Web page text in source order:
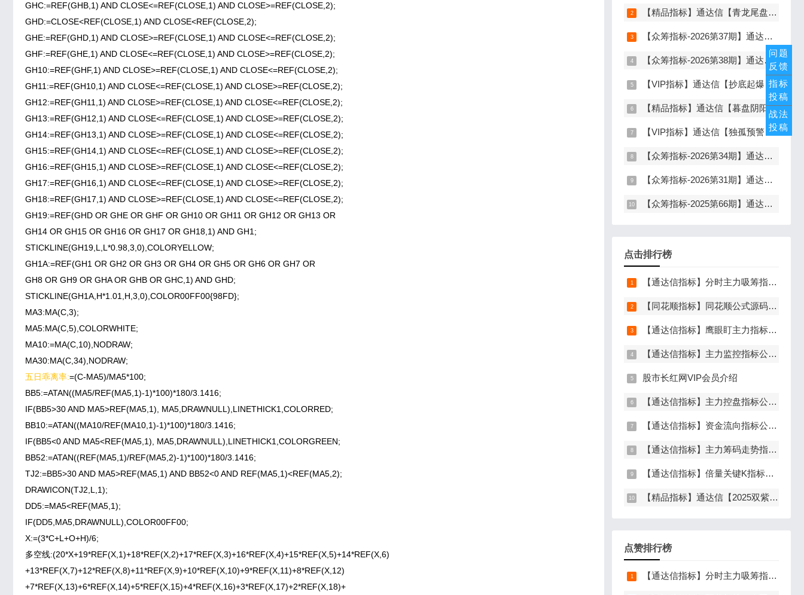
GHC:=REF(GHB,1) AND CLOSE<=REF(CLOSE,1) AND CLOSE>=REF(CLOSE,2);
GHD:=CLOSE<REF(CLOSE,1) AND CLOSE<REF(CLOSE,2);
GHE:=REF(GHD,1) AND CLOSE>=REF(CLOSE,1) AND CLOSE<=REF(CLOSE,2);
GHF:=REF(GHE,1) AND CLOSE<=REF(CLOSE,1) AND CLOSE>=REF(CLOSE,2);
GH10:=REF(GHF,1) AND CLOSE>=REF(CLOSE,1) AND CLOSE<=REF(CLOSE,2);
GH11:=REF(GH10,1) AND CLOSE<=REF(CLOSE,1) AND CLOSE>=REF(CLOSE,2);
GH12:=REF(GH11,1) AND CLOSE>=REF(CLOSE,1) AND CLOSE<=REF(CLOSE,2);
GH13:=REF(GH12,1) AND CLOSE<=REF(CLOSE,1) AND CLOSE>=REF(CLOSE,2);
GH14:=REF(GH13,1) AND CLOSE>=REF(CLOSE,1) AND CLOSE<=REF(CLOSE,2);
GH15:=REF(GH14,1) AND CLOSE<=REF(CLOSE,1) AND CLOSE>=REF(CLOSE,2);
GH16:=REF(GH15,1) AND CLOSE>=REF(CLOSE,1) AND CLOSE<=REF(CLOSE,2);
GH17:=REF(GH16,1) AND CLOSE<=REF(CLOSE,1) AND CLOSE>=REF(CLOSE,2);
GH18:=REF(GH17,1) AND CLOSE>=REF(CLOSE,1) AND CLOSE<=REF(CLOSE,2);
GH19:=REF(GHD OR GHE OR GHF OR GH10 OR GH11 OR GH12 OR GH13 OR
GH14 OR GH15 OR GH16 OR GH17 OR GH18,1) AND GH1;
STICKLINE(GH19,L,L*0.98,3,0),COLORYELLOW;
GH1A:=REF(GH1 OR GH2 OR GH3 OR GH4 OR GH5 OR GH6 OR GH7 OR
GH8 OR GH9 OR GHA OR GHB OR GHC,1) AND GHD;
STICKLINE(GH1A,H*1.01,H,3,0),COLOR00FF00{98FD};
MA3:MA(C,3);
MA5:MA(C,5),COLORWHITE;
MA10:=MA(C,10),NODRAW;
MA30:MA(C,34),NODRAW;
五日乖离率:=(C-MA5)/MA5*100;
BB5:=ATAN((MA5/REF(MA5,1)-1)*100)*180/3.1416;
IF(BB5>30 AND MA5>REF(MA5,1), MA5,DRAWNULL),LINETHICK1,COLORRED;
BB10:=ATAN((MA10/REF(MA10,1)-1)*100)*180/3.1416;
IF(BB5<0 AND MA5<REF(MA5,1), MA5,DRAWNULL),LINETHICK1,COLORGREEN;
BB52:=ATAN((REF(MA5,1)/REF(MA5,2)-1)*100)*180/3.1416;
TJ2:=BB5>30 AND MA5>REF(MA5,1) AND BB52<0 AND REF(MA5,1)<REF(MA5,2);
DRAWICON(TJ2,L,1);
DD5:=MA5<REF(MA5,1);
IF(DD5,MA5,DRAWNULL),COLOR00FF00;
X:=(3*C+L+O+H)/6;
多空线:(20*X+19*REF(X,1)+18*REF(X,2)+17*REF(X,3)+16*REF(X,4)+15*REF(X,5)+14*REF(X,6)
+13*REF(X,7)+12*REF(X,8)+11*REF(X,9)+10*REF(X,10)+9*REF(X,11)+8*REF(X,12)
+7*REF(X,13)+6*REF(X,14)+5*REF(X,15)+4*REF(X,16)+3*REF(X,17)+2*REF(X,18)+
【精品指标】通达信【青龙尾盘】指标，副图排序，分时主图，排序潜伏，次日套利，信号可回看，超短策略，仅限电脑通达信使用
【众筹指标-2026第37期】通达信【谛听竞价】指标，副图排序、选股，原价5980元的早盘竞价指标，可回测历史数据，信号全天不变，开放源码可永久使用，手机电脑通达信通用
【众筹指标-2026第38期】通达信【分歧转多】指标，主图、副图、选股，首板分歧低吸二波行情，信号少，胜率高，手机电脑通达信通用
【VIP指标】通达信【抄底起爆】指标，主图、副图、选股，趋势缩量放量三重信号确认，解决抄底总在半山腰难题，手机电脑通达信通用
【精品指标】通达信【暮盘阴阳序】指标，副图排序，尾盘选股，电脑版量化辅助工具，尾盘排序，信号全天不变，仅限电脑通达信使用
【VIP指标】通达信【独孤预警】指标，副图、选股，码力金矿独创趋势企稳预警，无未来函数，手机电脑通达信通用
【众筹指标-2026第34期】通达信【空间分歧转一致】指标，主图、副图、选股，中长线波段低吸，分歧后一致量化信号，低吸二波，无未来函数，手机电脑通达信通用
【众筹指标-2026第31期】通达信【行业板块联动】指标，主图、选股，精准捕捉板块行情，分清龙头补涨规避回落，无未来函数，仅支持电脑通达信
【众筹指标-2025第66期】通达信【底定三秦】指标，主图、副图、选股，连板龙头低吸精准量化，出票少而精，五年平均胜率92%，手机电脑通达信通用
点击排行榜
【通达信指标】分时主力吸筹指标公式，分时量中显主力（分时副图）
【同花顺指标】同花顺公式源码导入方法详细图文教程
【通达信指标】鹰眼盯主力指标公式，发现主力异动资金（副图+选股）
【通达信指标】主力监控指标公式，监控主力资金和筹码异动（副图+选股）
股市长红网VIP会员介绍
【通达信指标】主力控盘指标公式，监控到主力控盘时间越长，后期爆发力越大（副图+选股）
【通达信指标】资金流向指标公式，主力加速建仓（副图+选股）
【通达信指标】主力筹码走势指标公式，主力吸筹，筹码集中度解析，挖掘大资金信号（副图+选股）
【通达信指标】倍量关键K指标公式，倍量三合一，关键起涨K线（主图+副图+选股）
【精品指标】通达信【2025双紫擒龙】指标，新版主图、副图、选股，主力吸筹套装，手机电脑通达信通用
点赞排行榜
【通达信指标】分时主力吸筹指标公式，分时量中显主力（分时副图）
问题
反馈
指标
投稿
战法
投稿